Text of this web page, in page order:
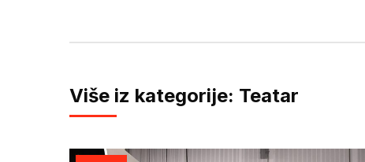
Više iz kategorije: Teatar